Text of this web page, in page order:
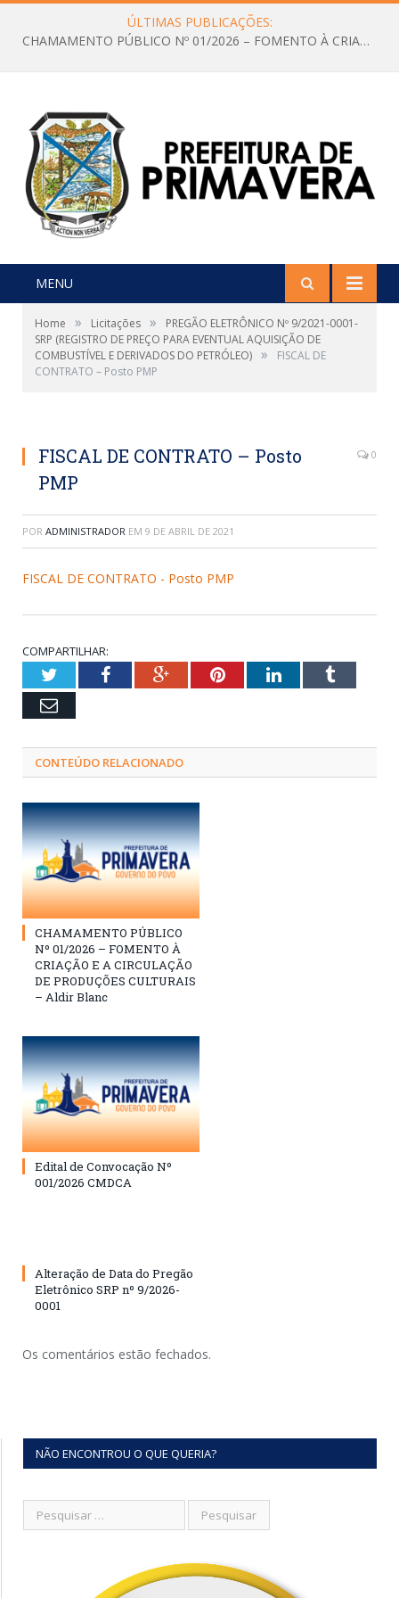
ÚLTIMAS PUBLICAÇÕES:
CHAMAMENTO PÚBLICO Nº 01/2026 – FOMENTO À CRIAÇÃO E A CIRCULAÇÃO DE PRODUÇÕES CULTURAIS – Aldir Blanc
MENU
Home » Licitações »
PREGÃO ELETRÔNICO Nº 9/2021-0001-
SRP (REGISTRO DE PREÇO PARA EVENTUAL AQUISIÇÃO DE
COMBUSTÍVEL E DERIVADOS DO PETRÓLEO) »
FISCAL DE
CONTRATO – Posto PMP
FISCAL DE CONTRATO – Posto
PMP
0
POR ADMINISTRADOR EM 9 DE ABRIL DE 2021
FISCAL DE CONTRATO - Posto PMP
COMPARTILHAR:
TwitterFacebookGoogle+PinterestLinkedInTumblr
Email
CONTEÚDO RELACIONADO
CHAMAMENTO PÚBLICO
Nº 01/2026 – FOMENTO À
CRIAÇÃO E A CIRCULAÇÃO
DE PRODUÇÕES CULTURAIS
– Aldir Blanc
Edital de Convocação Nº
001/2026 CMDCA
Alteração de Data do Pregão
Eletrônico SRP nº 9/2026-
0001
Os comentários estão fechados.
NÃO ENCONTROU O QUE QUERIA?